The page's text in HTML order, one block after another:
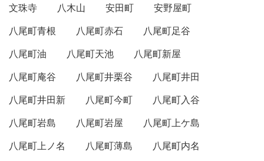
文珠寺 八木山 安田町
安野屋町
八尾町青根
八尾町赤石
八尾町足谷
八尾町油
八尾町天池
八尾町新屋
八尾町庵谷
八尾町井栗谷
八尾町井田
八尾町井田新
八尾町今町
八尾町入谷
八尾町岩島
八尾町岩屋
八尾町上ケ島
八尾町上ノ名
八尾町薄島
八尾町内名